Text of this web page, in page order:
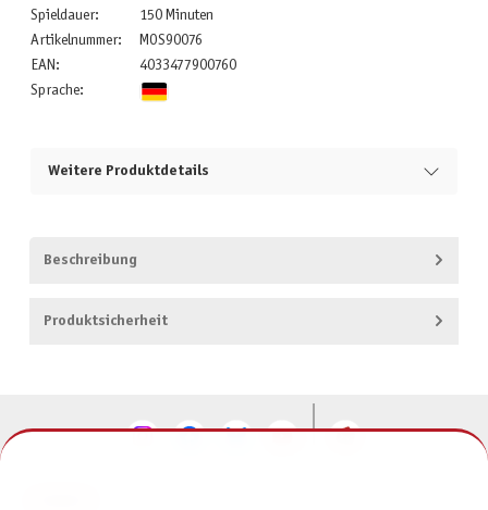
Spieldauer:
150 Minuten
Artikelnummer:
MOS90076
EAN:
4033477900760
Sprache:
Weitere Produktdetails
Beschreibung
Produktsicherheit